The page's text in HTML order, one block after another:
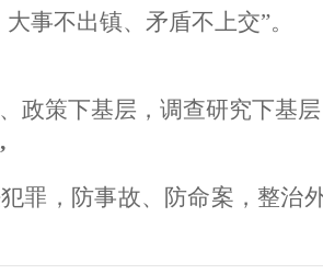
事不出镇、矛盾不上交”。
政策下基层，调查研究下基
罪，防事故、 防命案，整治